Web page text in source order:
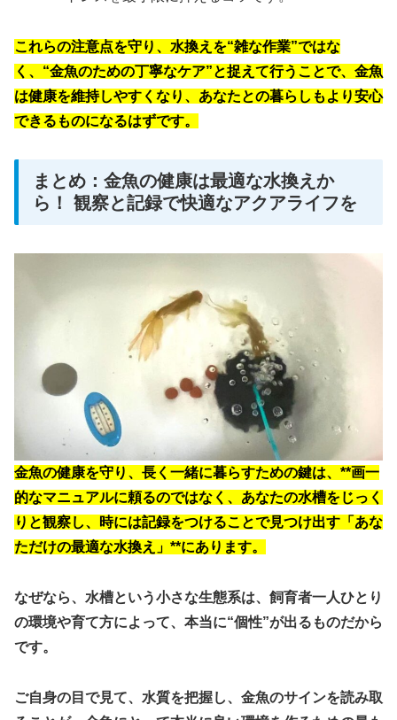
これらの注意点を守り、 水換えを“雑な作業”ではな
く、“金魚のための丁寧なケア”と捉えて行うことで、金魚
は健康を維持しやすくなり、あなたとの暮らしもより安心
できるものになるはずです。
まとめ：金魚の健康は最適な水換えか
ら！ 観察と記録で快適なアクアライフを
金魚の健康を守り、長く一緒に暮らすための鍵は、**画一
的なマニュアルに頼るのではなく、あなたの水槽をじっく
りと観察し、時には記録をつけることで見つけ出す「あな
ただけの最適な水換え」**にあります。
なぜなら、水槽という小さな生態系は、飼育者一人ひとり
の環境や育て方によって、本当に“個性”が出るものだから
です。
ご自身の目で見て、水質を把握し、金魚のサインを読み取